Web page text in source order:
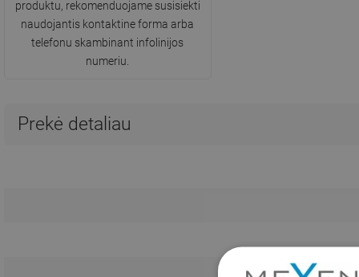
produktu, rekomenduojame susisiekti
naudojantis kontaktine forma arba
telefonu skambinant infolinijos
numeriu.
Prekė detaliau